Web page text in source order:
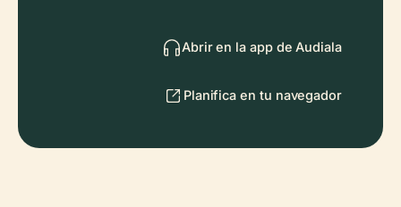
Abrir en la app de Audiala
Planifica en tu navegador